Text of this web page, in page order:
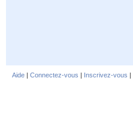
Aide | Connectez-vous | Inscrivez-vous |